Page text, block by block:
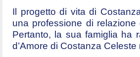
Il progetto di vita di
una professione di
Pertanto, la sua famiglia ha
d’Amore di Costanza